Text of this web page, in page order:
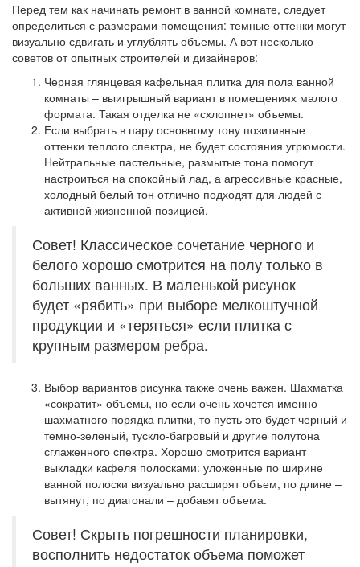
Перед тем как начинать ремонт в ванной комнате, следует
определиться с размерами помещения: темные оттенки могут
визуально сдвигать и углублять объемы. А вот несколько
советов от опытных строителей и дизайнеров:
Черная глянцевая кафельная плитка для пола ванной
комнаты – выигрышный вариант в помещениях малого
формата. Такая отделка не «схлопнет» объемы.
Если выбрать в пару основному тону позитивные
оттенки теплого спектра, не будет состояния угрюмости.
Нейтральные пастельные, размытые тона помогут
настроиться на спокойный лад, а агрессивные красные,
холодный белый тон отлично подходят для людей с
активной жизненной позицией.
Совет! Классическое сочетание черного и
белого хорошо смотрится на полу только в
больших ванных. В маленькой рисунок
будет «рябить» при выборе мелкоштучной
продукции и «теряться» если плитка с
крупным размером ребра.
Выбор вариантов рисунка также очень важен. Шахматка
«сократит» объемы, но если очень хочется именно
шахматного порядка плитки, то пусть это будет черный и
темно-зеленый, тускло-багровый и другие полутона
сглаженного спектра. Хорошо смотрится вариант
выкладки кафеля полосками: уложенные по ширине
ванной полоски визуально расширят объем, по длине –
вытянут, по диагонали – добавят объема.
Совет! Скрыть погрешности планировки,
восполнить недостаток объема поможет